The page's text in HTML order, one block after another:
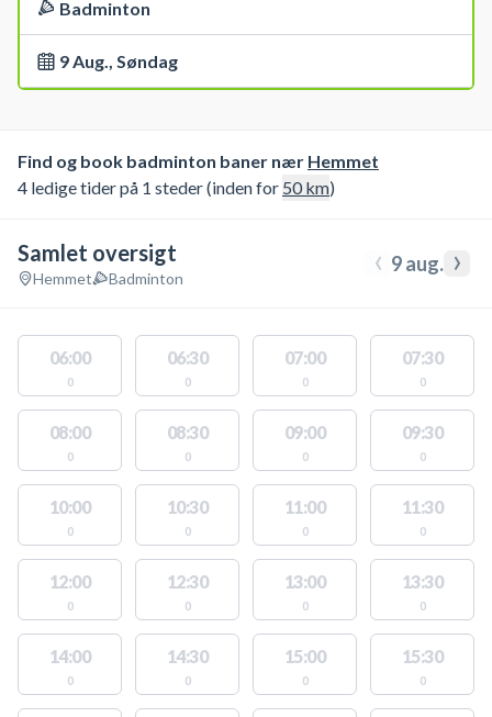
Badminton
9 Aug., Søndag
Find og book badminton baner nær Hemmet
4 ledige tider på 1 steder (inden for 50km)
Samlet oversigt
Hemmet Badminton ‹ 9 aug. ›
06:00
0
06:30
0
07:00
0
07:30
0
08:00
0
08:30
0
09:00
0
09:30
0
10:00
0
10:30
0
11:00
0
11:30
0
12:00
0
12:30
0
13:00
0
13:30
0
14:00
0
14:30
0
15:00
0
15:30
0